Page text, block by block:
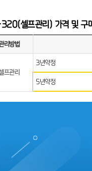
셀프관리) 가격 및 구
리방법
프관리
3년약정
5년약정